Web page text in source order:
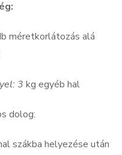
méretkorlátozás alá
3 kg egyéb hal
dolog:
szákba helyezése után